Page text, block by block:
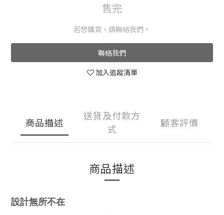
售完
若想購買，請聯絡我們。
聯絡我們
加入追蹤清單
商品描述
送貨及付款方
式
顧客評價
商品描述
設計無所不在